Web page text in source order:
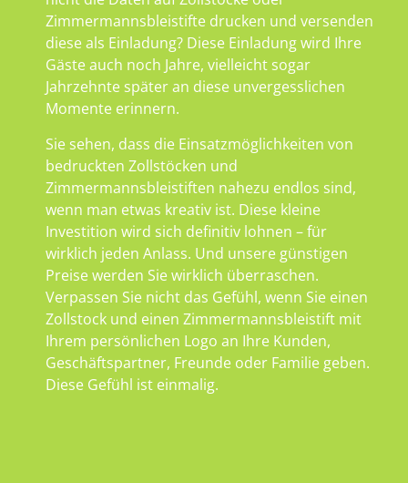
Zimmermannsbleistifte drucken und versenden
diese als Einladung? Diese Einladung wird Ihre
Gäste auch noch Jahre, vielleicht sogar
Jahrzehnte später an diese unvergesslichen
Momente erinnern.
Sie sehen, dass die Einsatzmöglichkeiten von
bedruckten Zollstöcken und
Zimmermannsbleistiften nahezu endlos sind,
wenn man etwas kreativ ist. Diese kleine
Investition wird sich definitiv lohnen – für
wirklich jeden Anlass. Und unsere günstigen
Preise werden Sie wirklich überraschen.
Verpassen Sie nicht das Gefühl, wenn Sie einen
Zollstock und einen Zimmermannsbleistift mit
Ihrem persönlichen Logo an Ihre Kunden,
Geschäftspartner, Freunde oder Familie geben.
Diese Gefühl ist einmalig.